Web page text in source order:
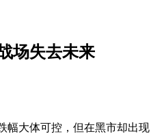
场失去未来
幅大体可控，但在黑市却出现